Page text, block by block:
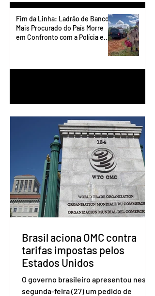
Fim da Linha: Ladrão de Banco
Mais Procurado do País Morre
em Confronto com a Polícia em
Brasil aciona OMC contra
tarifas impostas pelos
Estados Unidos
O governo brasileiro apresentou nesta
segunda-feira (27) um pedido de